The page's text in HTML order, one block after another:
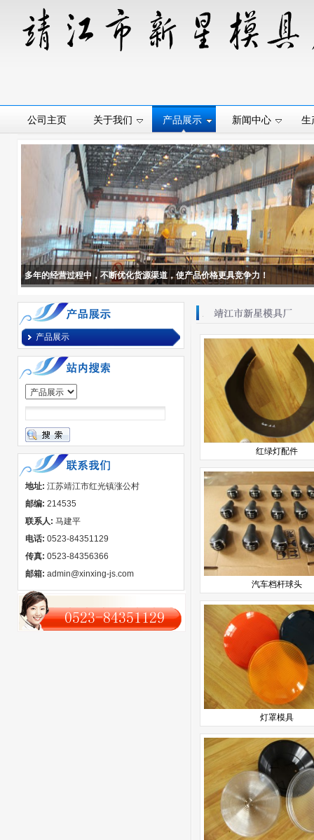
公司主页 关于我们 产品展示 新闻中心 生
多年的经营过程中，不断优化货源渠道，使产品价格更具竞争力！
红绿灯配件
汽车档杆球头
灯罩模具
产品展示
地址: 江苏靖江市红光镇涨公村
邮编: 214535
联系人: 马建平
电话: 0523-84351129
传真: 0523-84356366
邮箱: admin@xinxing-js.com